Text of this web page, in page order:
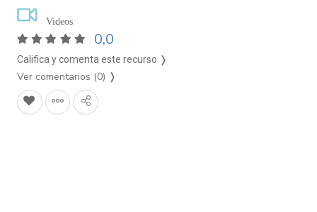
Videos
0,0
Califica y comenta este recurso ❭
Ver comentarios (0) ❭